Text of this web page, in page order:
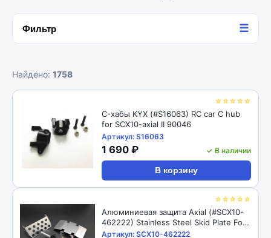
Фильтр ☰
Найдено: 1758
☆☆☆☆☆
C-хабы KYX (#S16063) RC car C hub
for SCX10-axial II 90046
Артикул: S16063
1 690 ₽ ✓ В наличии
В корзину
☆☆☆☆☆
Алюминиевая защита Axial (#SCX10-
462222) Stainless Steel Skid Plate For
For Axial SCX10 II AX90046
Артикул: SCX10-462222